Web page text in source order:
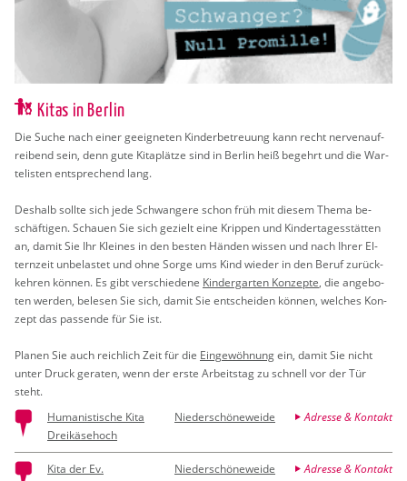
Kitas in Berlin
Die Suche nach einer ge­eig­ne­ten Kin­der­be­treu­ung kann recht ner­ven­auf­
rei­bend sein, denn gute Ki­ta­plät­ze sind in Ber­lin heiß be­gehrt und die War­
te­lis­ten ent­spre­chend lang.
Des­halb soll­te sich jede Schwan­ge­re schon früh mit die­sem Thema be­
schäf­ti­gen. Schau­en Sie sich ge­zielt eine Krip­pen und Kin­der­ta­ges­stät­ten
an, damit Sie Ihr Klei­nes in den bes­ten Hän­den wis­sen und nach Ihrer El­
tern­zeit un­be­las­tet und ohne Sorge ums Kind wie­der in den Beruf zu­rück­
keh­ren kön­nen. Es gibt ver­schie­de­ne Kin­der­gar­ten Kon­zep­te, die an­ge­bo­
ten wer­den, be­le­sen Sie sich, damit Sie ent­schei­den kön­nen, wel­ches Kon­
zept das pas­sen­de für Sie ist.
Pla­nen Sie auch reich­lich Zeit für die Ein­ge­wöh­nungein, damit Sie nicht
unter Druck ge­ra­ten, wenn der erste Ar­beits­tag zu schnell vor der Tür
steht.
Humanistische Kita
Dreikäsehoch
Niederschöneweide Adresse & Kontakt
Kita der Ev.
Niederschöneweide Adresse & Kontakt